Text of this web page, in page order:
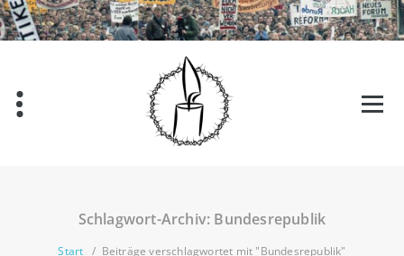
Zum
Inhalt
springen
Schlagwort-Archiv: Bundesrepublik
Start / Beiträge verschlagwortet mit "Bundesrepublik"